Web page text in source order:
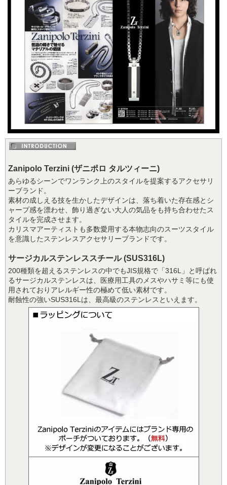
Zanipolo Terzini (ザニポロ タルツィーニ)
あらゆるシーンでワンランク上のスタイルを提案するアクセサリ
ーブランド。
素材の成しえる技を生かしたデザインは、落ち着いた存在感とシ
ャープ感を漂わせ、飾り過ぎない大人の気品をも持ち合わせたス
タイルを完成させます。
カリスマアーティストも多数愛用する本物志向のスーツスタイル
を意識したステンレスアクセサリーブランドです。
サージカルステンレススチール (SUS316L)
200種類を超えるステンレスの中でもJIS規格で「316L」と呼ばれ
るサージカルステンレスは、医療用工具のメスやハサミ等にも使
用されておりアレルギー性の極めて低い素材です。
耐蝕性の強いSUS316Lは、最高級のステンレスといえます。